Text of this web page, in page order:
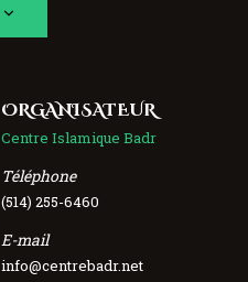
ORGANISATEUR
Centre Islamique Badr
Téléphone
(514) 255-6460
E-mail
info@centrebadr.net